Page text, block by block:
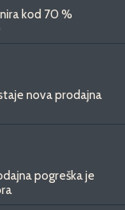
kod 70 %
nova prodajna
pogreška je